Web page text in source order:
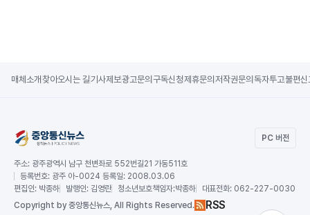
매체소개 찾아오시는 길기사제보광고문의 구독신청제휴문의 저작권문의 독자투고불편신
PC 버전
주소: 광주광역시 남구 천변좌로 552번길21 가동511호
등록번호: 광주 아-0024 등록일: 2008.03.06
편집인: 박종하 발행인: 김영란 청소년보호책임자:박종하 대표전화: 062-227-0030
Copyright by 중앙통신뉴스, All Rights Reserved. RSS